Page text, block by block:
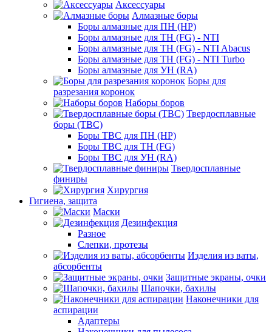
Аксессуары
Алмазные боры
Боры алмазные для ПН (HP)
Боры алмазные для ТН (FG) - NTI
Боры алмазные для ТН (FG) - NTI Abacus
Боры алмазные для ТН (FG) - NTI Turbo
Боры алмазные для УН (RA)
Боры для
разрезания коронок
Наборы боров
Твердосплавные
боры (ТВС)
Боры ТВС для ПН (HP)
Боры ТВС для ТН (FG)
Боры ТВС для УН (RA)
Твердосплавные
финиры
Хирургия
Гигиена, защита
Маски
Дезинфекция
Разное
Слепки, протезы
Изделия из ваты,
абсорбенты
Защитные экраны, очки
Шапочки, бахилы
Наконечники для
аспирации
Адаптеры